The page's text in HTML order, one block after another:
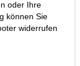
oder Ihre
können Sie
widerrufen